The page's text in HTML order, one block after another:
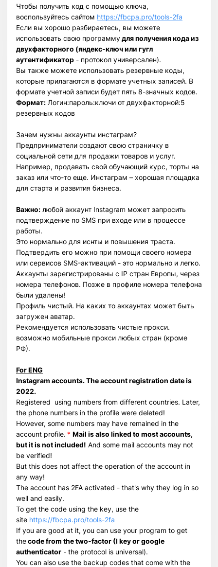
Чтобы получить код с помощью ключа,
воспользуйтесь сайтом https://fbcpa.pro/tools-2fa
Если вы хорошо разбираетесь, вы можете
использовать свою программудля получения кода из
двухфакторного (яндекс-ключ или гугл
аутентификатор - протокол универсален).
Вы также можете использовать резервные коды,
которые прилагаются в формате учетных записей. В
формате учетной записи будет пять 8-значных кодов.
Формат: Логин:пароль:ключи от двухфакторной:5
резервных кодов
Зачем нужны аккаунты инстаграм?
Предприниматели создают свою страничку в
социальной сети для продажи товаров и услуг.
Например, продавать свой обучающий курс, торты на
заказ или что-то еще. Инстаграм – хорошая площадка
для старта и развития бизнеса.
Важно: любой аккаунт Instagram может запросить
подтверждение по SMS при входе или в процессе
работы.
Это нормально для иснты и повышения траста.
Подтвердить его можно при помощи своего номера
или сервисов SMS-активаций - это нормально и легко.
Аккаунты зарегистрированы с IP стран Европы, через
номера телефонов. Позже в профиле номера телефона
были удалены!
Профиль чистый. На каких то аккаунтах может быть
загружен аватар.
Рекомендуется использовать чистые прокси.
возможно мобильные прокси любых стран (кроме
РФ).
For ENG
Instagram accounts. The account registration date is
2022.
Registered using numbers from different countries. Later,
the phone numbers in the profile were deleted!
However, some numbers may have remained in the
account profile. * Mail is also linked to most accounts,
but it is not included! And some mail accounts may not
be verified!
But this does not affect the operation of the account in
any way!
The account has 2FA activated - that's why they log in so
well and easily.
To get the code using the key, use the
site https://fbcpa.pro/tools-2fa
If you are good at it, you can use your program to get
thecode from the two-factor (I key or google
authenticator - the protocol is universal).
You can also use the backup codes that come with the
Всего позиций в корзине
Всего товара в корзине
Сумма к оплате (без скидок)
$